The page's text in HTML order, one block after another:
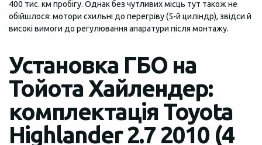
400 тис. км пробігу. Однак без чутливих місць тут також не
обійшлося: мотори схильні до перегріву (5-й циліндр), звідси й
високі вимоги до регулювання апаратури після монтажу.
Установка ГБО на
Тойота Хайлендер:
комплектація Toyota
Highlander 2.7 2010 (4